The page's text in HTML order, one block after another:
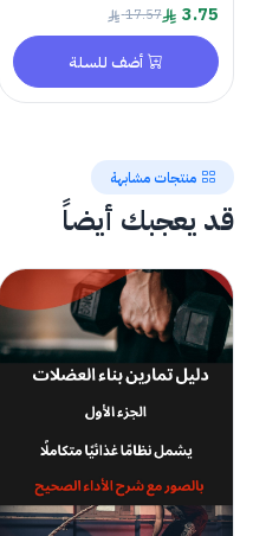
3.75
17.57
أضف للسلة
منتجات مشابهة
قد يعجبك أيضاً